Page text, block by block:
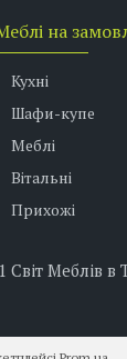
на
Кухні
Шафи-купе
Меблі
Вітальні
Прихожі
Меблів в